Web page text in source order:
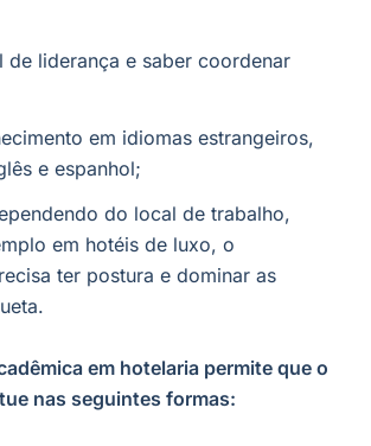
de liderança e saber coordenar
em idiomas estrangeiros,
e espanhol;
do local de trabalho,
em hotéis de luxo, o
ter postura e dominar as
em hotelaria permite que o
nas seguintes formas: